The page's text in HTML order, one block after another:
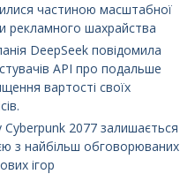
частиною масштабної
рекламного шахрайства
DeepSeek повідомила
API про подальше
вартості своїх
2077 залишається
з найбільш обговорюваних
ігор